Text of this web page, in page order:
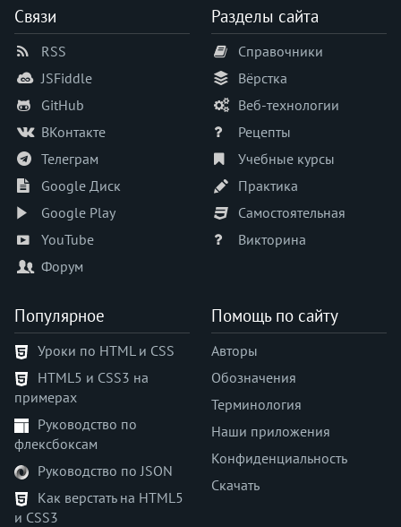
Связи
RSS
JSFiddle
GitHub
ВКонтакте
Телеграм
Google Диск
Google Play
YouTube
Форум
Разделы сайта
Справочники
Вёрстка
Веб-технологии
Рецепты
Учебные курсы
Практика
Самостоятельная
Викторина
Популярное
Уроки по HTML и CSS
HTML5 и CSS3 на
примерах
Руководство по
флексбоксам
Руководство по JSON
Как верстать на HTML5
и CSS3
Помощь по сайту
Авторы
Обозначения
Терминология
Наши приложения
Конфиденциальность
Скачать